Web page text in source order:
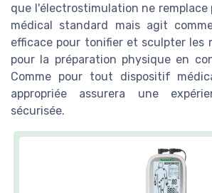
que l'électrostimulation ne
médical standard mais agit
efficace pour tonifier et sculpter les
pour la préparation physique en
Comme pour tout dispositif
appropriée assurera une
sécurisée.